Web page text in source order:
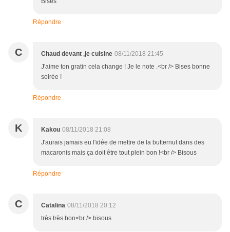
Répondre
C Chaud devant ,je cuisine 08/11/2018 21:45
J'aime ton gratin cela change ! Je le note .<br /> Bises bonne
soirée !
Répondre
K Kakou 08/11/2018 21:08
J'aurais jamais eu l'idée de mettre de la butternut dans des
macaronis mais ça doit être tout plein bon !<br /> Bisous
Répondre
C Catalina 08/11/2018 20:12
très très bon<br /> bisous